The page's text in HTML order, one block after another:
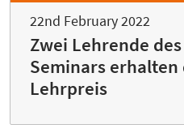
22nd February 2022
Zwei Lehrende
Seminars erhalten
Lehrpreis